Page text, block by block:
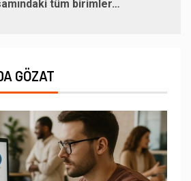
tüm birimler…
GÖZAT